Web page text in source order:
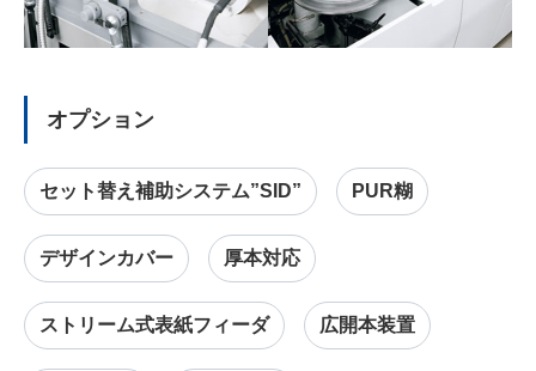
オプション
セット替え補助システム”SID” PUR糊
デザインカバー 厚本対応
ストリーム式表紙フィーダ 広開本装置